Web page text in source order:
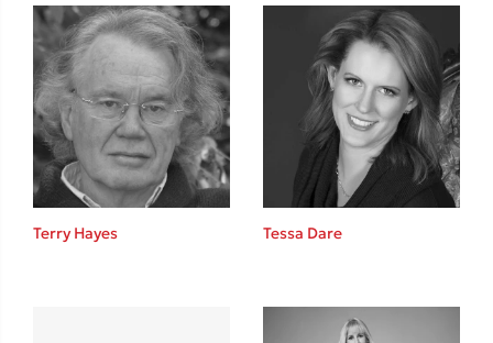
Το λεξικό της ζωής σου
Κώστας Κρομμύδας
Terry Hayes Tessa Dare